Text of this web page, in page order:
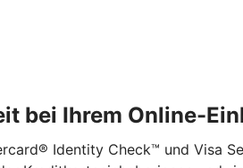
bei Ihrem Online-
Identity Check™ und Visa